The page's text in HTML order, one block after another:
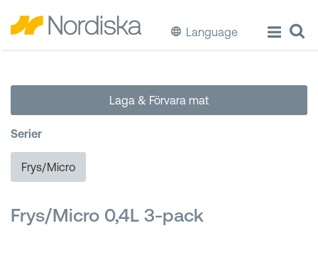
Language
Laga & Förvara mat
Diska & Städa
Förvaring
Laga & Förvara mat
Serier
Frys/Micro
Frys/Micro 0,4L 3-pack